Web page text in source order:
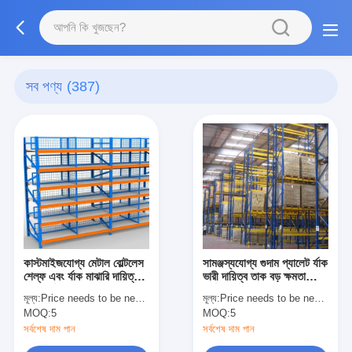
সব পণ্য (387)
কাস্টমাইজযোগ্য মেটাল বোল্টলেস
শেল্ফ এবং র্যাক মাঝারি দায়িত্ব
স্টোরেজ র্যাক
মূল্য: Price needs to be negotiated
MOQ:5
সর্বশেষ দাম পান
সামঞ্জস্যযোগ্য গুদাম প্যালেট র্যাক
ভারী দায়িত্ব তাক বড় ক্ষমতা
মূল্য: Price needs to be negotiated
MOQ:5
সর্বশেষ দাম পান